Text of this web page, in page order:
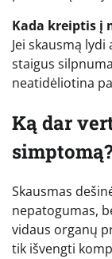
Kada kreiptis į
Jei skausmą
staigus
neatidėliotina
Ką dar
Skausmas
nepatogumas,
vidaus organų
tik išvengti